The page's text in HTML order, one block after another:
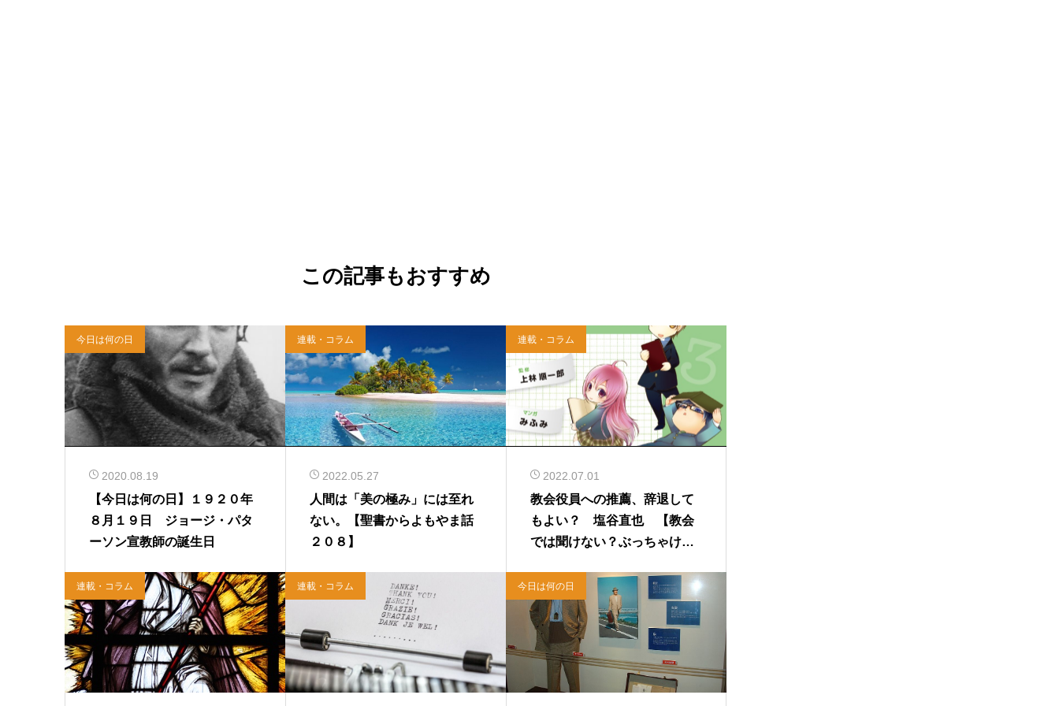
この記事もおすすめ
今日は何の日
2020.08.19
【今日は何の日】１９２０年
８月１９日 ジョージ・パタ
ーソン宣教師の誕生日
連載・コラム
2022.05.27
人間は「美の極み」には至れ
ない。【聖書からよもやま話
２０８】
連載・コラム
2022.07.01
教会役員への推薦、辞退して
もよい？ 塩谷直也 【教会
では聞けない？ぶっちゃけQ&
連載・コラム 連載・コラム 今日は何の日